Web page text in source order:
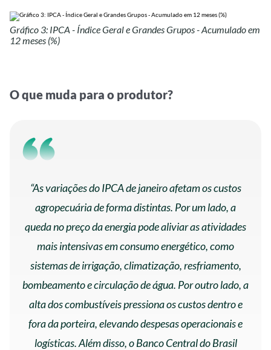
Gráfico 3: IPCA - Índice Geral e Grandes Grupos - Acumulado em
12 meses (%)
O que muda para o produtor?
“As variações do IPCA de janeiro afetam os custos
agropecuária de forma distintas. Por um lado, a
queda no preço da energia pode aliviar as atividades
mais intensivas em consumo energético, como
sistemas de irrigação, climatização, resfriamento,
bombeamento e circulação de água. Por outro lado, a
alta dos combustíveis pressiona os custos dentro e
fora da porteira, elevando despesas operacionais e
logísticas. Além disso, o Banco Central do Brasil